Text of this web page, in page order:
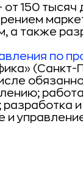
150
а также
по
(Санкт-
разработка
и